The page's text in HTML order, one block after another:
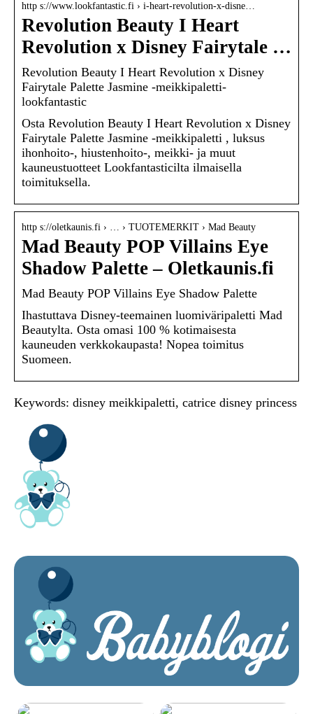
http s://www.lookfantastic.fi › i-heart-revolution-x-disne…
Revolution Beauty I Heart
Revolution x Disney Fairytale …
Revolution Beauty I Heart Revolution x Disney
Fairytale Palette Jasmine -meikkipaletti-
lookfantastic
Osta Revolution Beauty I Heart Revolution x Disney
Fairytale Palette Jasmine -meikkipaletti , luksus
ihonhoito-, hiustenhoito-, meikki- ja muut
kauneustuotteet Lookfantasticilta ilmaisella
toimituksella.
http s://oletkaunis.fi › … › TUOTEMERKIT › Mad Beauty
Mad Beauty POP Villains Eye
Shadow Palette – Oletkaunis.fi
Mad Beauty POP Villains Eye Shadow Palette
Ihastuttava Disney-teemainen luomiväripaletti Mad
Beautylta. Osta omasi 100 % kotimaisesta
kauneuden verkkokaupasta! Nopea toimitus
Suomeen.
Keywords: disney meikkipaletti, catrice disney princess